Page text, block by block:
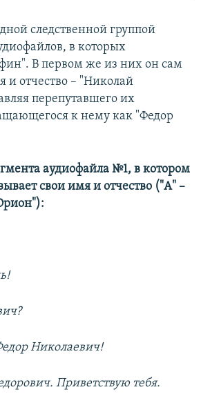
следственной группой
в которых
В первом же из них он сам
и отчество – "Николай
перепутавшего их
к нему как "Федор
аудиофайла №1, в котором
свои имя и отчество ("А" –
Николаевич!
Приветствую тебя.